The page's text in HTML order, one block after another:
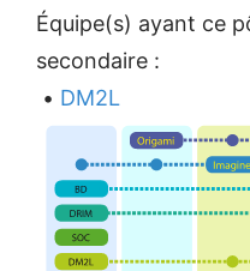
Équipe(s) ayant ce
secondaire :
• DM2L